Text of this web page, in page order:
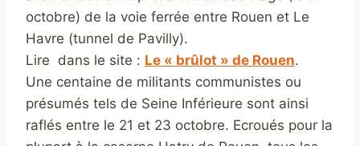
octobre) de la voie ferrée entre Rouen et Le
Havre (tunnel de Pavilly).
Lire dans le site : Le « brûlot » de Rouen.
Une centaine de militants communistes ou
présumés tels de Seine Inférieure sont ainsi
raflés entre le 21 et 23 octobre. Ecroués pour la